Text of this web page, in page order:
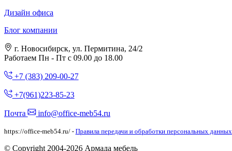
Дизайн офиса
Блог компании
г. Новосибирск, ул. Пермитина, 24/2
Работаем Пн - Пт с 09.00 до 18.00
+7 (383) 209-00-27
+7(961)223-85-23
Почта info@office-meb54.ru
https://office-meb54.ru/ - Правила передачи и обработки персональных данных
© Copyright 2004-2026 Армада мебель